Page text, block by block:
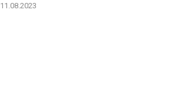
11.08.2023